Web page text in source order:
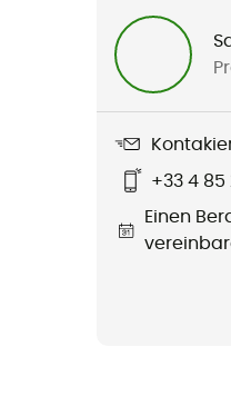
+33 4 85
Einen